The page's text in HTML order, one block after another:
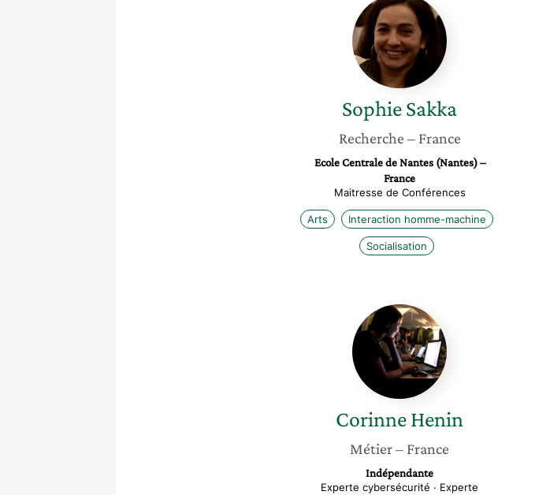
Sakka
SophieSakka
Recherche – France
Ecole Centrale de Nantes (Nantes) –
France
Maitresse de Conférences
Arts Interaction homme-machine
Socialisation
Corinne
Henin
CorinneHenin
Métier– France
Indépendante
Experte cybersécurité · Experte